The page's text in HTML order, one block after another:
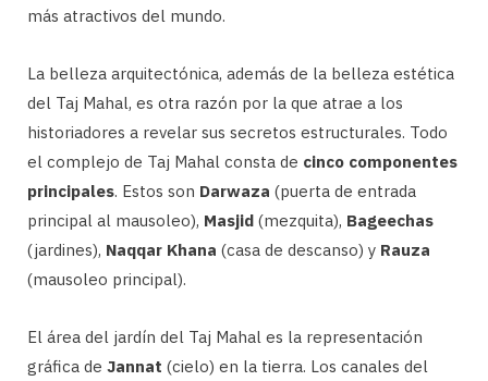
más atractivos del mundo.
La belleza arquitectónica, además de la belleza estética
del Taj Mahal, es otra razón por la que atrae a los
historiadores a revelar sus secretos estructurales. Todo
el complejo de Taj Mahal consta de cinco componentes
principales. Estos son Darwaza (puerta de entrada
principal al mausoleo), Masjid (mezquita), Bageechas
(jardines), Naqqar Khana (casa de descanso) y Rauza
(mausoleo principal).
El área del jardín del Taj Mahal es la representación
gráfica de Jannat (cielo) en la tierra. Los canales del